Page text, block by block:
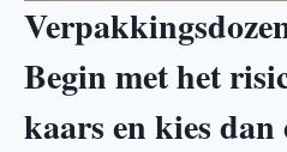
Begin met het
kaars en kies